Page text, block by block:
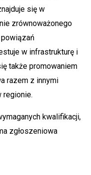
się w
zrównoważonego
w infrastrukturę i
także promowaniem
razem z innymi
regionie.
kwalifikacji,
zgłoszeniowa